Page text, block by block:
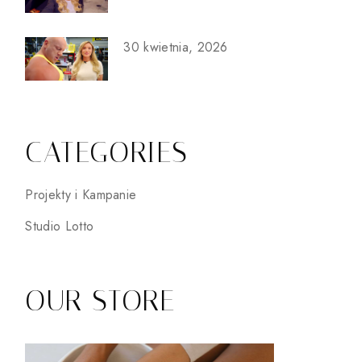
30 kwietnia, 2026
CATEGORIES
Projekty i Kampanie
Studio Lotto
OUR STORE